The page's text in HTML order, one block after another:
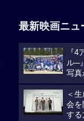
最新映画ニュ
『
ル─
写真
＜
会を
する